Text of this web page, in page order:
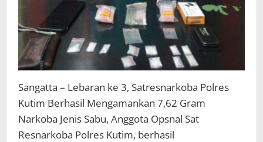
Sangatta – Lebaran ke 3, Satresnarkoba Polres
Kutim Berhasil Mengamankan 7,62 Gram
Narkoba Jenis Sabu, Anggota Opsnal Sat
Resnarkoba Polres Kutim, berhasil